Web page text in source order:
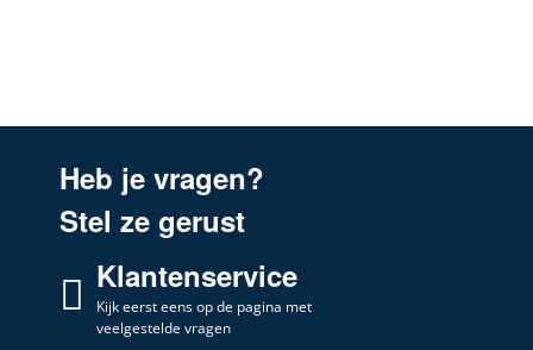
Heb je vragen?
Stel ze gerust
Klantenservice
Kijk eerst eens op de pagina met
veelgestelde vragen